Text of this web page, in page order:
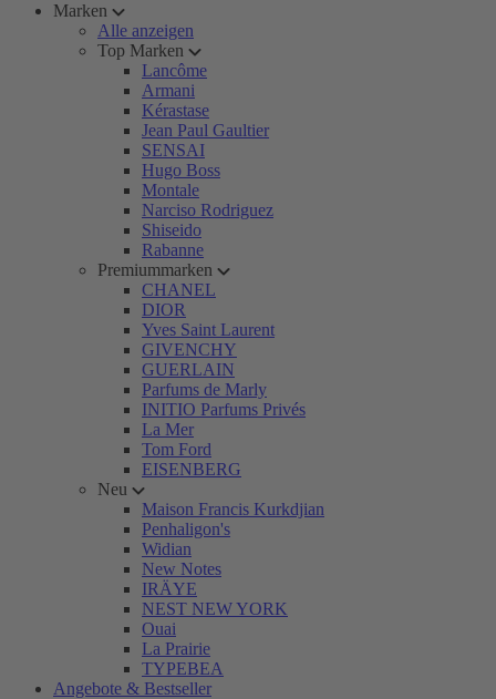
Marken
Alle anzeigen
Top Marken
Lancôme
Armani
Kérastase
Jean Paul Gaultier
SENSAI
Hugo Boss
Montale
Narciso Rodriguez
Shiseido
Rabanne
Premiummarken
CHANEL
DIOR
Yves Saint Laurent
GIVENCHY
GUERLAIN
Parfums de Marly
INITIO Parfums Privés
La Mer
Tom Ford
EISENBERG
Neu
Maison Francis Kurkdjian
Penhaligon's
Widian
New Notes
IRÄYE
NEST NEW YORK
Ouai
La Prairie
TYPEBEA
Angebote & Bestseller